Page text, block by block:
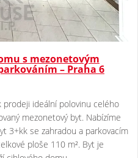
s mezonetovým
– Praha 6
ideální polovinu celého
mezonetový byt. Nabízíme
3+kk se zahradou a parkovacím
ploše 110 m². Byt je